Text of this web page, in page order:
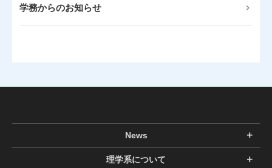
学務からのお知らせ
News
理学系について